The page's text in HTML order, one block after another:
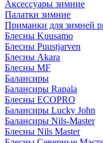
Аксессуары зимние
Палатки зимние
Приманки для зимней
Блесны Kuusamo
Блесны Puustjarven
Блесны Akara
Блесны MF
Балансиры
Балансиры Rapala
Блесны ECOPRO
Балансиры Lucky John
Балансиры Nils-Master
Блесны Nils Master